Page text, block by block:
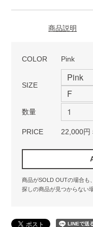
商品説明
COLOR Pink
SIZE
数量
PRICE 22,000円
商品がSOLD OUTの場合も
探しの商品が見つからない